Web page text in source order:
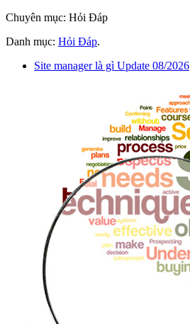
Chuyên mục: Hỏi Đáp
Danh mục: Hỏi Đáp.
Site manager là gì Update 08/2026